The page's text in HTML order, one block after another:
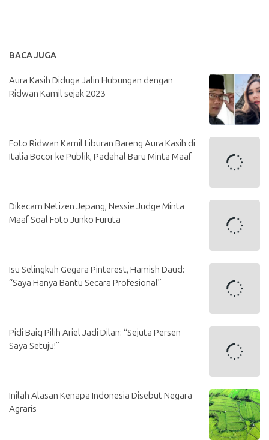
BACA JUGA
Aura Kasih Diduga Jalin Hubungan dengan
Ridwan Kamil sejak 2023
Foto Ridwan Kamil Liburan Bareng Aura Kasih di
Italia Bocor ke Publik, Padahal Baru Minta Maaf
Dikecam Netizen Jepang, Nessie Judge Minta
Maaf Soal Foto Junko Furuta
Isu Selingkuh Gegara Pinterest, Hamish Daud:
“Saya Hanya Bantu Secara Profesional”
Pidi Baiq Pilih Ariel Jadi Dilan: “Sejuta Persen
Saya Setuju!”
Inilah Alasan Kenapa Indonesia Disebut Negara
Agraris